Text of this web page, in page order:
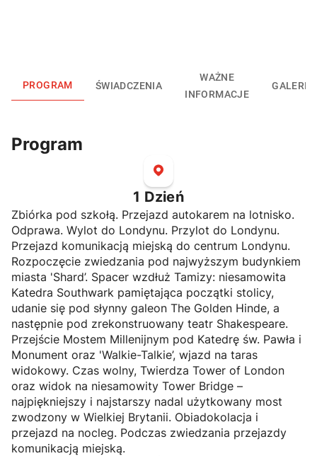
PROGRAM ŚWIADCZENIA
WAŻNE
INFORMACJE
GALERIA
Program
1 Dzień
Zbiórka pod szkołą. Przejazd autokarem na lotnisko.
Odprawa. Wylot do Londynu. Przylot do Londynu.
Przejazd komunikacją miejską do centrum Londynu.
Rozpoczęcie zwiedzania pod najwyższym budynkiem
miasta 'Shard’. Spacer wzdłuż Tamizy: niesamowita
Katedra Southwark pamiętająca początki stolicy,
udanie się pod słynny galeon The Golden Hinde, a
następnie pod zrekonstruowany teatr Shakespeare.
Przejście Mostem Millenijnym pod Katedrę św. Pawła i
Monument oraz 'Walkie-Talkie’, wjazd na taras
widokowy. Czas wolny, Twierdza Tower of London
oraz widok na niesamowity Tower Bridge –
najpiękniejszy i najstarszy nadal użytkowany most
zwodzony w Wielkiej Brytanii. Obiadokolacja i
przejazd na nocleg. Podczas zwiedzania przejazdy
komunikacją miejską.